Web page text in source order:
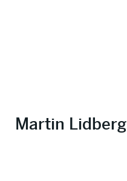
Martin Lidberg